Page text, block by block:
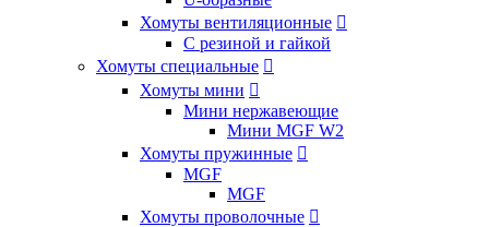
Хомуты вентиляционные 
С резиной и гайкой
Хомуты специальные 
Хомуты мини 
Мини нержавеющие
Мини MGF W2
Хомуты пружинные 
MGF
MGF
Хомуты проволочные 